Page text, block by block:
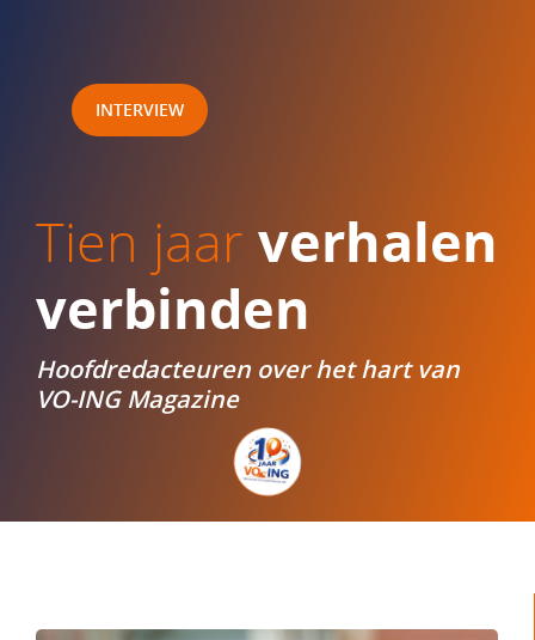
INTERVIEW
Tien jaar verhalen
verbinden
Hoofdredacteuren over het hart van
VO-ING Magazine